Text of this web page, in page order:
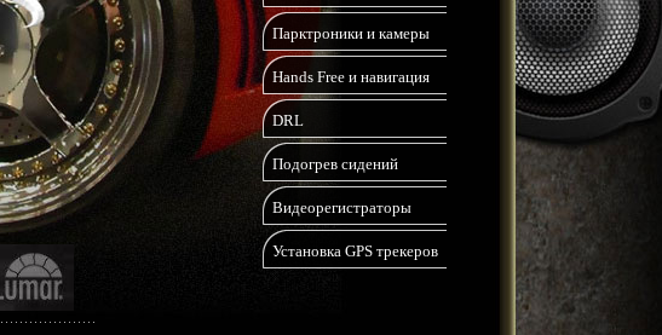
Парктроники и камеры
Hands Free и навигация
DRL
Подогрев сидений
Видеорегистраторы
Установка GPS трекеров